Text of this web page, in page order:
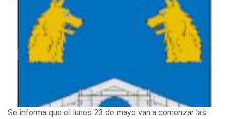
Se informa que el lunes 23 de mayo van a comenzar las